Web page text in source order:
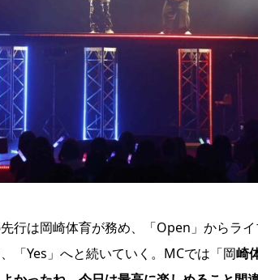
行は岡崎体育が務め、「Open」からラ
「Yes」へと続いていく。MCでは「岡崎